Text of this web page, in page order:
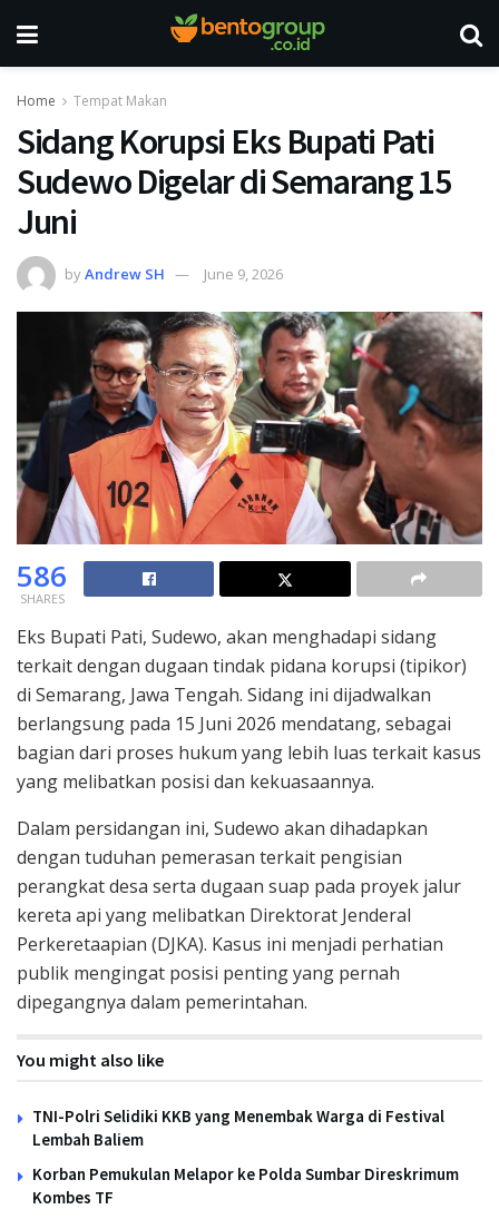
Home Tempat Makan
Sidang Korupsi Eks Bupati Pati
Sudewo Digelar di Semarang 15
Juni
byAndrew SH June 9, 2026
586
SHARES
Eks Bupati Pati, Sudewo, akan menghadapi sidang
terkait dengan dugaan tindak pidana korupsi (tipikor)
di Semarang, Jawa Tengah. Sidang ini dijadwalkan
berlangsung pada 15 Juni 2026 mendatang, sebagai
bagian dari proses hukum yang lebih luas terkait kasus
yang melibatkan posisi dan kekuasaannya.
Dalam persidangan ini, Sudewo akan dihadapkan
dengan tuduhan pemerasan terkait pengisian
perangkat desa serta dugaan suap pada proyek jalur
kereta api yang melibatkan Direktorat Jenderal
Perkeretaapian (DJKA). Kasus ini menjadi perhatian
publik mengingat posisi penting yang pernah
dipegangnya dalam pemerintahan.
You might also like
TNI-Polri Selidiki KKB yang Menembak Warga di Festival
Lembah Baliem
Korban Pemukulan Melapor ke Polda Sumbar Direskrimum
Kombes TF